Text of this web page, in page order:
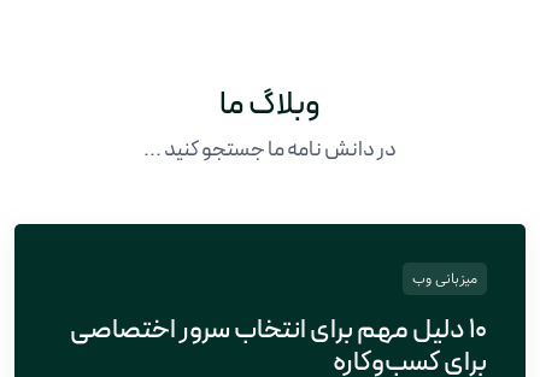
وبلاگ ما
در دانش نامه ما جستجو کنید ...
میزبانی وب
۱۰ دلیل مهم برای انتخاب سرور اختصاصی
برای کسب‌وکاره